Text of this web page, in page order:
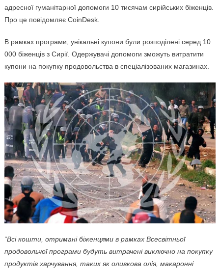
адресної гуманітарної допомоги 10 тисячам сирійських біженців.
Про це повідомляє CoinDesk.
В рамках програми, унікальні купони були розподілені серед 10
000 біженців з Сирії. Одержувачі допомоги зможуть витратити
купони на покупку продовольства в спеціалізованих магазинах.
“Всі кошти, отримані біженцями в рамках Всесвітньої
продовольчої програми будуть витрачені виключно на покупку
продуктів харчування, таких як оливкова олія, макаронні